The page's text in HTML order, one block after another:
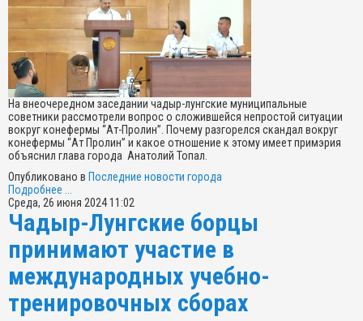
На внеочередном заседании чадыр-лунгские муниципальные
советники рассмотрели вопрос о сложившейся непростой ситуации
вокруг конефермы “Ат-Пролин”. Почему разгорелся скандал вокруг
конефермы “Ат Пролин” и какое отношение к этому имеет примэрия
объяснил глава города Анатолий Топал.
Опубликовано в Последние новости города
Подробнее ...
Среда, 26 июня 2024 11:02
Чадыр-Лунгские борцы
принимают участие в
международных учебно-
тренировочных сборах